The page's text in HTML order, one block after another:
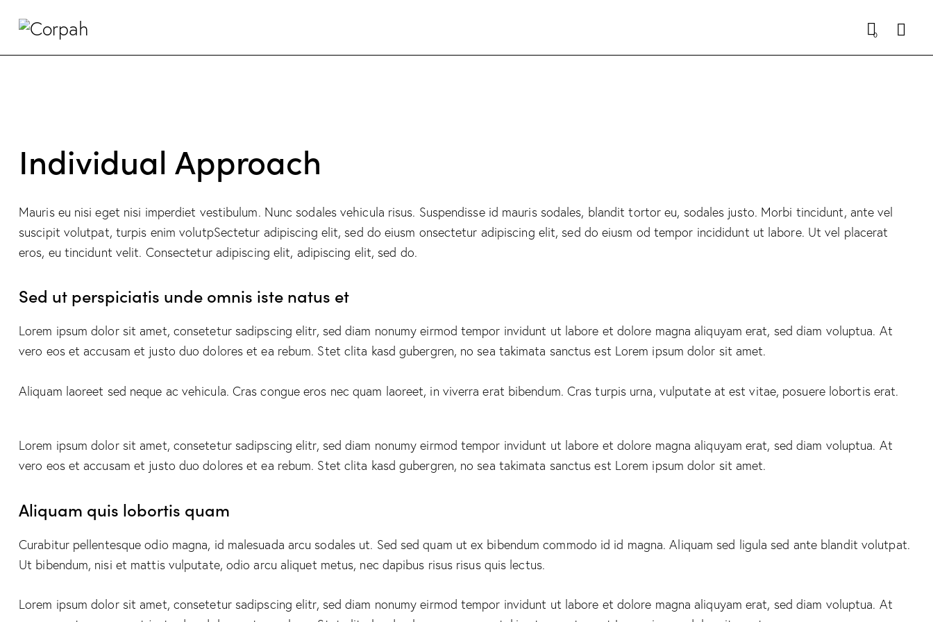
0
Individual Approach
Mauris eu nisi eget nisi imperdiet vestibulum. Nunc sodales vehicula risus. Suspendisse id mauris sodales, blandit tortor eu, sodales justo. Morbi tincidunt, ante vel
suscipit volutpat, turpis enim volutpSectetur adipiscing elit, sed do eiusm onsectetur adipiscing elit, sed do eiusm od tempor incididunt ut labore. Ut vel placerat
eros, eu tincidunt velit. Consectetur adipiscing elit, adipiscing elit, sed do.
Sed ut perspiciatis unde omnis iste natus et
Lorem ipsum dolor sit amet, consetetur sadipscing elitr, sed diam nonumy eirmod tempor invidunt ut labore et dolore magna aliquyam erat, sed diam voluptua. At
vero eos et accusam et justo duo dolores et ea rebum. Stet clita kasd gubergren, no sea takimata sanctus est Lorem ipsum dolor sit amet.
Aliquam laoreet sed neque ac vehicula. Cras congue eros nec quam laoreet, in viverra erat bibendum. Cras turpis urna, vulputate at est vitae, posuere lobortis erat.
Lorem ipsum dolor sit amet, consetetur sadipscing elitr, sed diam nonumy eirmod tempor invidunt ut labore et dolore magna aliquyam erat, sed diam voluptua. At
vero eos et accusam et justo duo dolores et ea rebum. Stet clita kasd gubergren, no sea takimata sanctus est Lorem ipsum dolor sit amet.
Aliquam quis lobortis quam
Curabitur pellentesque odio magna, id malesuada arcu sodales ut. Sed sed quam ut ex bibendum commodo id id magna. Aliquam sed ligula sed ante blandit volutpat.
Ut bibendum, nisi et mattis vulputate, odio arcu aliquet metus, nec dapibus risus risus quis lectus.
Lorem ipsum dolor sit amet, consetetur sadipscing elitr, sed diam nonumy eirmod tempor invidunt ut labore et dolore magna aliquyam erat, sed diam voluptua. At